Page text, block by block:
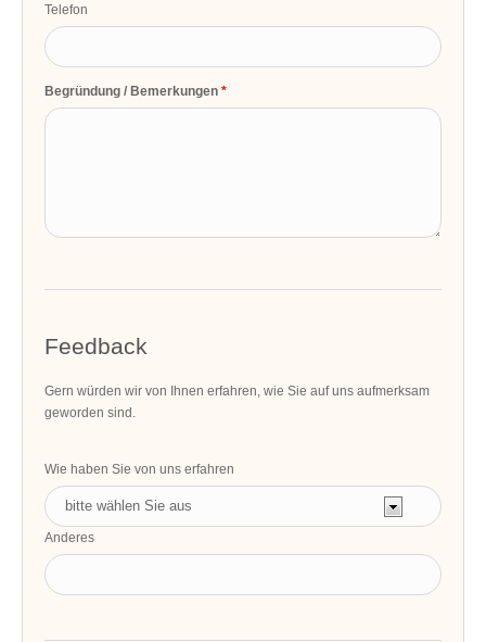
Telefon
Begründung / Bemerkungen
Feedback
Gern würden wir von Ihnen erfahren, wie Sie auf uns aufmerksam
geworden sind.
Wie haben Sie von uns erfahren
Anderes